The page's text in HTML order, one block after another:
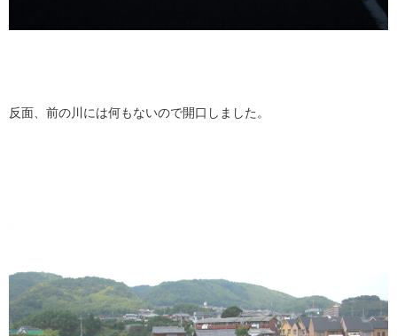
反面、前の川には何もないので開口しました。